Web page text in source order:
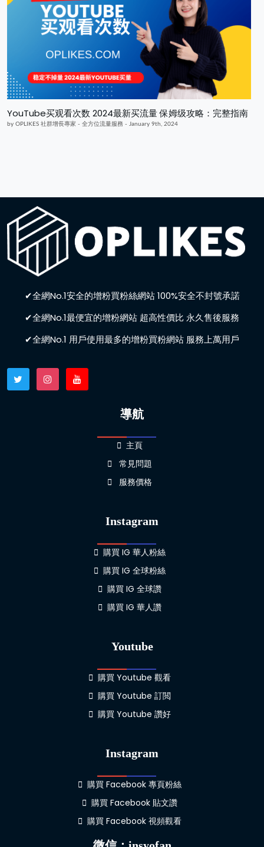
YouTube买观看次数 2024最新买流量 保姆级攻略：完整指南
by OPLIKES 社群增長專家 - 全方位流量服務 - January 9th, 2024
✔全網No.1安全的增粉買粉絲網站 100%安全不封號承諾
✔全網No.1最便宜的增粉網站 超高性價比 永久售後服務
✔全網No.1 用戶使用最多的增粉買粉網站 服務上萬用戶
導航
主頁
常見問題
服務價格
Instagram
購買 IG 華人粉絲
購買 IG 全球粉絲
購買 IG 全球讚
購買 IG 華人讚
Youtube
購買 Youtube 觀看
購買 Youtube 訂閲
購買 Youtube 讚好
Instagram
購買 Facebook 專頁粉絲
購買 Facebook 貼文讚
購買 Facebook 視頻觀看